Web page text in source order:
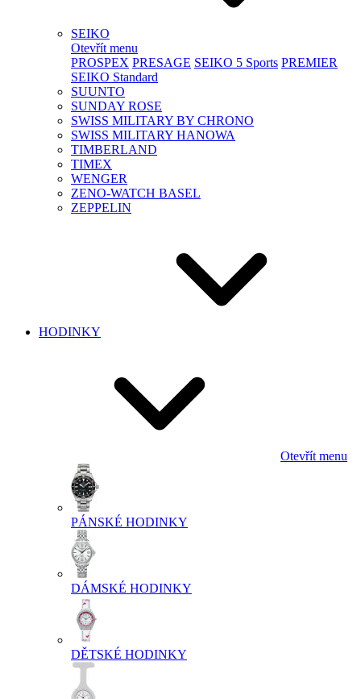
SEIKO
Otevřít menu
PROSPEX PRESAGE SEIKO 5 Sports PREMIER
SEIKO Standard
SUUNTO
SUNDAY ROSE
SWISS MILITARY BY CHRONO
SWISS MILITARY HANOWA
TIMBERLAND
TIMEX
WENGER
ZENO-WATCH BASEL
ZEPPELIN
HODINKY
Otevřít menu
PÁNSKÉ HODINKY
DÁMSKÉ HODINKY
DĚTSKÉ HODINKY